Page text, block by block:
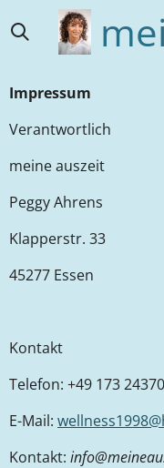
Hauptinhalt
Impressum
Verantwortlich
meine auszeit
Peggy Ahrens
Klapperstr. 33
45277 Essen
Kontakt
Telefon: +49 173
E-Mail:
Kontakt: